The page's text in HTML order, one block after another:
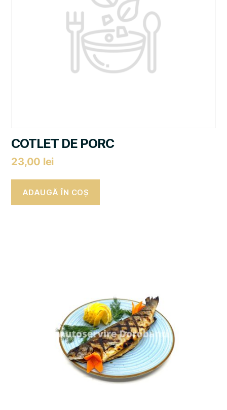
COTLET DE PORC
23,00 lei
ADAUGĂ ÎN COȘ